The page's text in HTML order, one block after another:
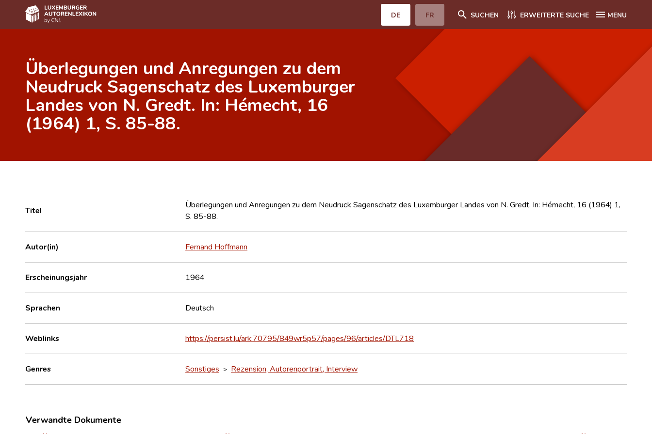
DE FR SUCHEN ERWEITERTE SUCHE MENU
Autor(inn)en A-Z
Erweiterte Suche
Häufige Fragen und Antworten
CNL
Überlegungen und Anregungen zu dem
Neudruck Sagenschatz des Luxemburger
Landes von N. Gredt. In: Hémecht, 16
(1964) 1, S. 85-88.
Titel
Überlegungen und Anregungen zu dem Neudruck Sagenschatz des Luxemburger Landes von N. Gredt. In: Hémecht, 16 (1964) 1,
S. 85-88.
Autor(in) Fernand Hoffmann
Erscheinungsjahr 1964
Sprachen Deutsch
Weblinks https://persist.lu/ark:70795/849wr5p57/pages/96/articles/DTL718
Genres Sonstiges > Rezension, Autorenportrait, Interview
Verwandte Dokumente